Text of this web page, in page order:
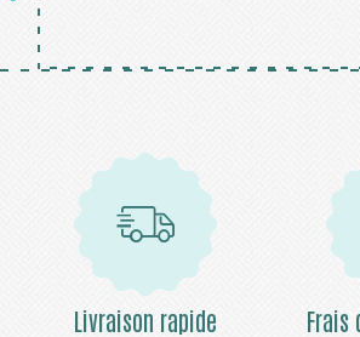
Livraison rapide